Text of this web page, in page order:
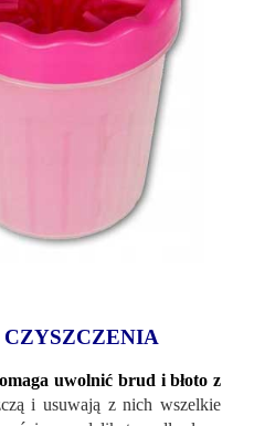
uwolnić brud i błoto z
i usuwają z nich wszelkie